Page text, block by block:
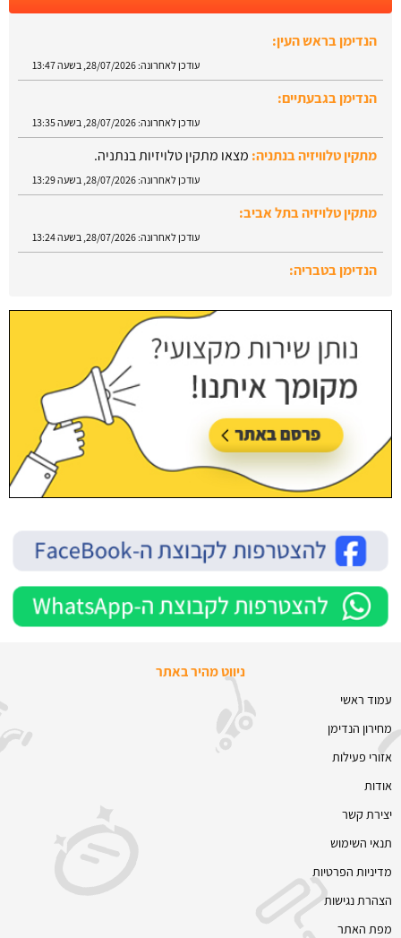
הנדימן בגבעתיים:
עודכן לאחרונה: 28/07/2026, בשעה 13:35
מתקין טלוויזיה בנתניה:
עודכן לאחרונה: 28/07/2026, בשעה 13:29
מתקין טלויזיה בתל אביב:
עודכן לאחרונה: 28/07/2026, בשעה 13:24
הנדימן בטבריה:
עודכן לאחרונה: 28/07/2026, בשעה 13:52
הנדימן בראש העין:
ניווט מהיר באתר
עמוד ראשי
מחירון הנדימן
אזורי פעילות
אודות
יצירת קשר
תנאי השימוש
מדיניות הפרטיות
הצהרת נגישות
מפת האתר